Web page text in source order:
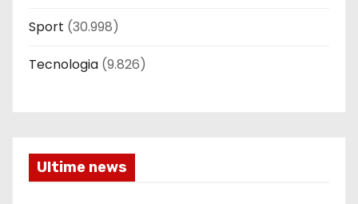
Sport (30.998)
Tecnologia (9.826)
Ultime news